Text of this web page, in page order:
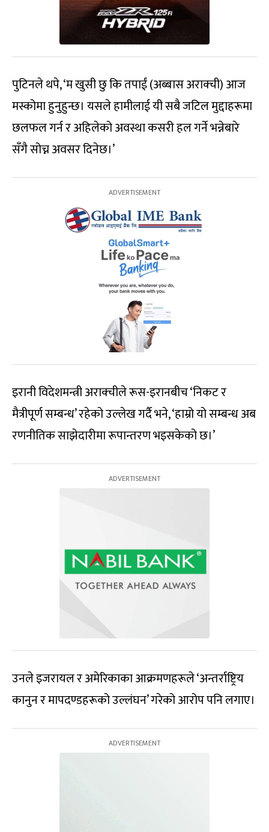
पुटिनले थपे, ‘म खुसी छु कि तपाईं (अब्बास अराक्ची) आज
मस्कोमा हुनुहुन्छ। यसले हामीलाई यी सबै जटिल मुद्दाहरूमा
छलफल गर्न र अहिलेको अवस्था कसरी हल गर्ने भन्नेबारे
सँगै सोच्न अवसर दिनेछ।’
इरानी विदेशमन्त्री अराक्चीले रूस-इरानबीच ‘निकट र
मैत्रीपूर्ण सम्बन्ध’ रहेको उल्लेख गर्दै भने, ‘हाम्रो यो सम्बन्ध अब
रणनीतिक साझेदारीमा रूपान्तरण भइसकेको छ।’
उनले इजरायल र अमेरिकाका आक्रमणहरूले ‘अन्तर्राष्ट्रिय
कानुन र मापदण्डहरूको उल्लंघन’ गरेको आरोप पनि लगाए।